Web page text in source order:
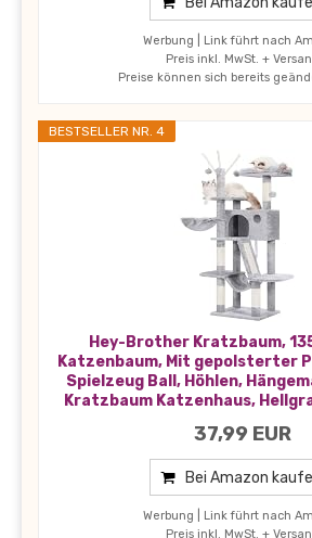
Werbung | Link führt nach
Preis inkl. MwSt. +
Preise können sich bereits
BESTSELLER NR. 4
Hey-Brother Kratzbaum,
Katzenbaum, Mit gepolsterter
Spielzeug Ball, Höhlen,
Kratzbaum Katzenhaus,
37,99 EUR
Bei Amazon
Werbung | Link führt nach
Preis inkl. MwSt. +